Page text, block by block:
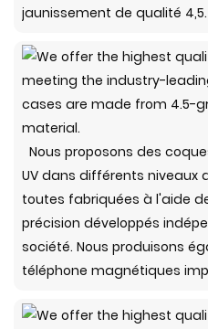
jaunissement de qualité 4,5.
Nous proposons des
UV dans différents niveaux
toutes fabriquées à l'aide
précision développés
société. Nous produisons
téléphone magnétiques